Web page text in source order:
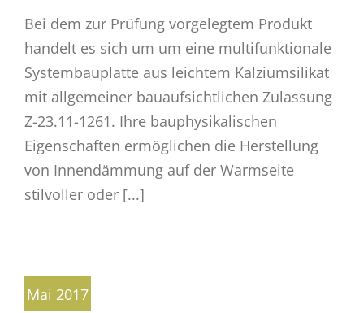
Bei dem zur Prüfung vorgelegtem Produkt
handelt es sich um um eine multifunktionale
Systembauplatte aus leichtem Kalziumsilikat
mit allgemeiner bauaufsichtlichen Zulassung
Z-23.11-1261. Ihre bauphysikalischen
Eigenschaften ermöglichen die Herstellung
von Innendämmung auf der Warmseite
stilvoller oder [...]
Mai 2017